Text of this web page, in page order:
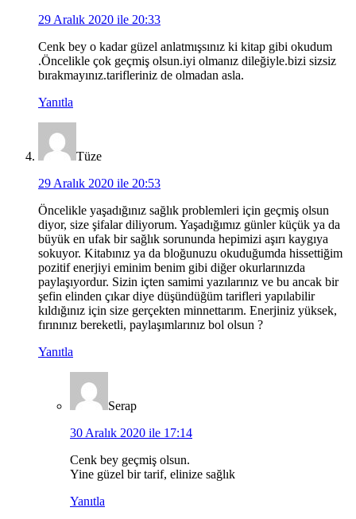
29 Aralık 2020 ile 20:33
Cenk bey o kadar güzel anlatmışsınız ki kitap gibi okudum
.Öncelikle çok geçmiş olsun.iyi olmanız dileğiyle.bizi sizsiz
bırakmayınız.tarifleriniz de olmadan asla.
Yanıtla
Tüze
29 Aralık 2020 ile 20:53
Öncelikle yaşadığınız sağlık problemleri için geçmiş olsun
diyor, size şifalar diliyorum. Yaşadığımız günler küçük ya da
büyük en ufak bir sağlık sorununda hepimizi aşırı kaygıya
sokuyor. Kitabınız ya da bloğunuzu okuduğumda hissettiğim
pozitif enerjiyi eminim benim gibi diğer okurlarınızda
paylaşıyordur. Sizin içten samimi yazılarınız ve bu ancak bir
şefin elinden çıkar diye düşündüğüm tarifleri yapılabilir
kıldığınız için size gerçekten minnettarım. Enerjiniz yüksek,
fırınınız bereketli, paylaşımlarınız bol olsun ?
Yanıtla
Serap
30 Aralık 2020 ile 17:14
Cenk bey geçmiş olsun.
Yine güzel bir tarif, elinize sağlık
Yanıtla